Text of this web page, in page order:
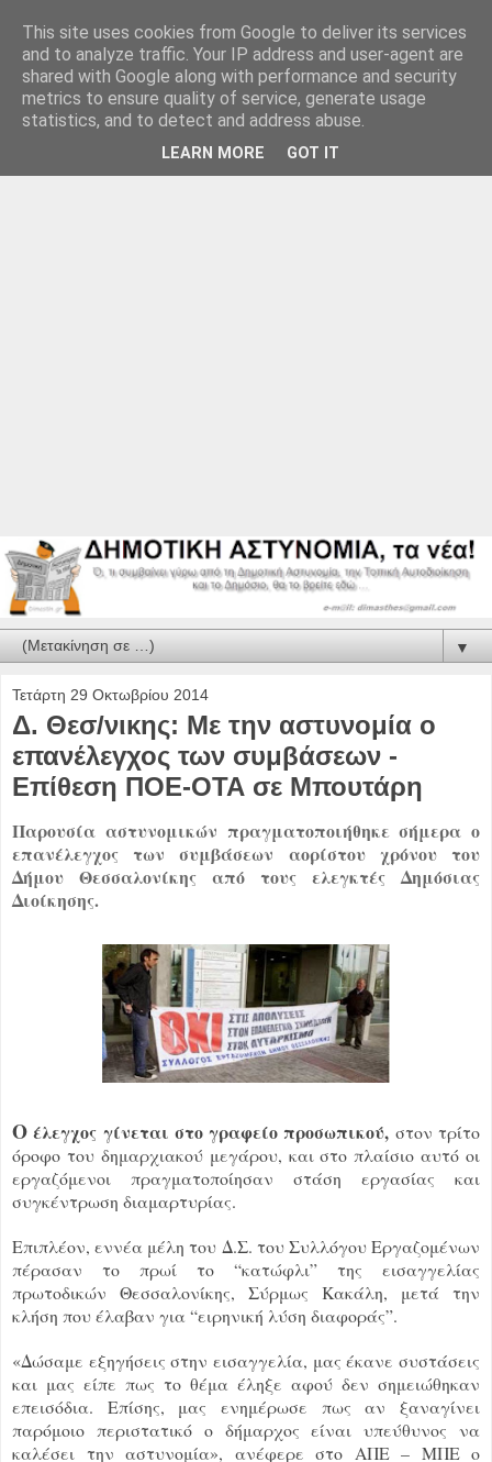
▼
Τετάρτη 29 Οκτωβρίου 2014
Δ. Θεσ/νικης: Με την αστυνομία ο
επανέλεγχος των συμβάσεων -
Επίθεση ΠΟΕ-ΟΤΑ σε Μπουτάρη
Παρουσία αστυνομικών πραγματοποιήθηκε σήμερα ο
επανέλεγχος των συμβάσεων αορίστου χρόνου του
Δήμου Θεσσαλονίκης από τους ελεγκτές Δημόσιας
Διοίκησης.
Ο έλεγχος γίνεται στο γραφείο προσωπικού, στον τρίτο
όροφο του δημαρχιακού μεγάρου, και στο πλαίσιο αυτό οι
εργαζόμενοι πραγματοποίησαν στάση εργασίας και
συγκέντρωση διαμαρτυρίας.
Επιπλέον, εννέα μέλη του Δ.Σ. του Συλλόγου Εργαζομένων
πέρασαν το πρωί το “κατώφλι” της εισαγγελίας
πρωτοδικών Θεσσαλονίκης, Σύρμως Κακάλη, μετά την
κλήση που έλαβαν για “ειρηνική λύση διαφοράς”.
«Δώσαμε εξηγήσεις στην εισαγγελία, μας έκανε συστάσεις
και μας είπε πως το θέμα έληξε αφού δεν σημειώθηκαν
επεισόδια. Επίσης, μας ενημέρωσε πως αν ξαναγίνει
παρόμοιο περιστατικό ο δήμαρχος είναι υπεύθυνος να
καλέσει την αστυνομία», ανέφερε στο ΑΠΕ – ΜΠΕ ο
This site uses cookies from Google to deliver its services
and to analyze traffic. Your IP address and user-agent are
shared with Google along with performance and security
metrics to ensure quality of service, generate usage
statistics, and to detect and address abuse.
LEARN MORE GOT IT